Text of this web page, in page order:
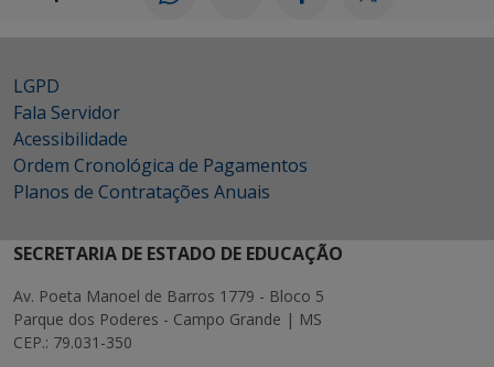
LGPD
Fala Servidor
Acessibilidade
Ordem Cronológica de Pagamentos
Planos de Contratações Anuais
SECRETARIA DE ESTADO DE EDUCAÇÃO
Av. Poeta Manoel de Barros 1779 - Bloco 5
Parque dos Poderes - Campo Grande | MS
CEP.: 79.031-350